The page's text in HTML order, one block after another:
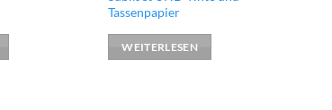
Tassenpapier
WEITERLESEN